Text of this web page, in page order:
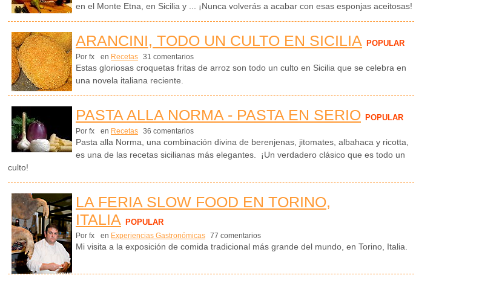
en el Monte Etna, en Sicilia y ... ¡Nunca volverás a acabar con esas esponjas aceitosas!
ARANCINI, TODO UN CULTO EN SICILIA POPULAR
Por fx en Recetas 31 comentarios
Estas gloriosas croquetas fritas de arroz son todo un culto en Sicilia que se celebra en
una novela italiana reciente.
PASTA ALLA NORMA - PASTA EN SERIO POPULAR
Por fx en Recetas 36 comentarios
Pasta alla Norma, una combinación divina de berenjenas, jitomates, albahaca y ricotta,
es una de las recetas sicilianas más elegantes. ¡Un verdadero clásico que es todo un
culto!
LA FERIA SLOW FOOD EN TORINO,
ITALIA
POPULAR
Por fx en Experiencias Gastronómicas 77 comentarios
Mi visita a la exposición de comida tradicional más grande del mundo, en Torino, Italia.